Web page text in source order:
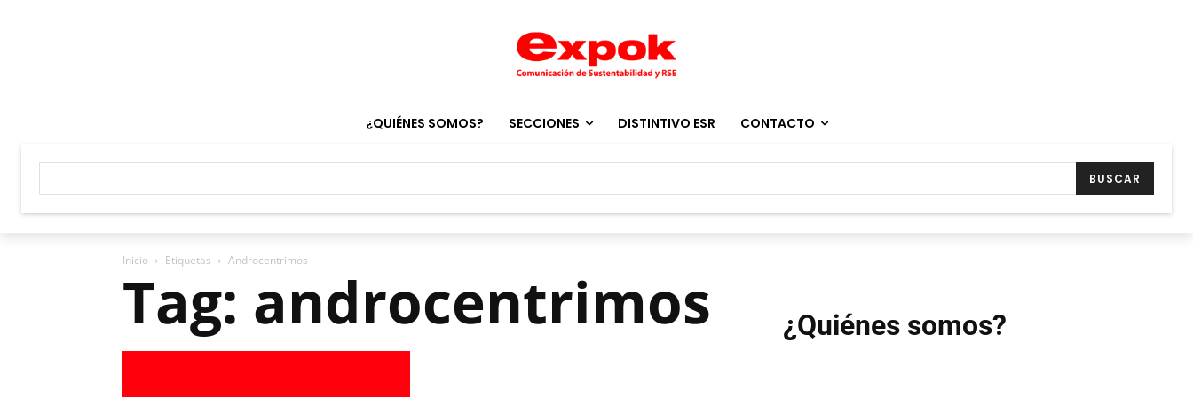
¿QUIÉNES SOMOS? SECCIONES DISTINTIVO ESR CONTACTO
BUSCAR
Inicio Etiquetas Androcentrimos
Tag: androcentrimos ¿Quiénes somos?